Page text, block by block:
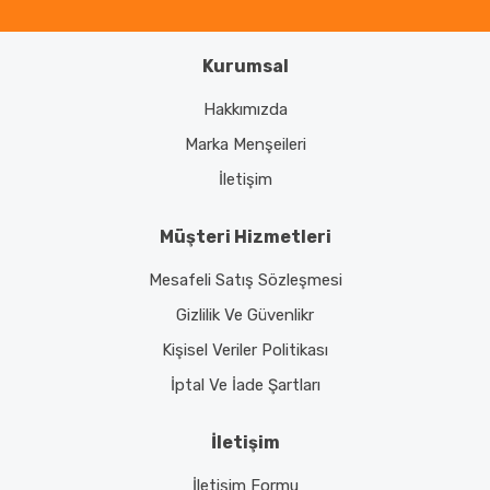
Kurumsal
Hakkımızda
Marka Menşeileri
İletişim
Müşteri Hizmetleri
Mesafeli Satış Sözleşmesi
Gizlilik Ve Güvenlikr
Kişisel Veriler Politikası
İptal Ve İade Şartları
İletişim
İletişim Formu